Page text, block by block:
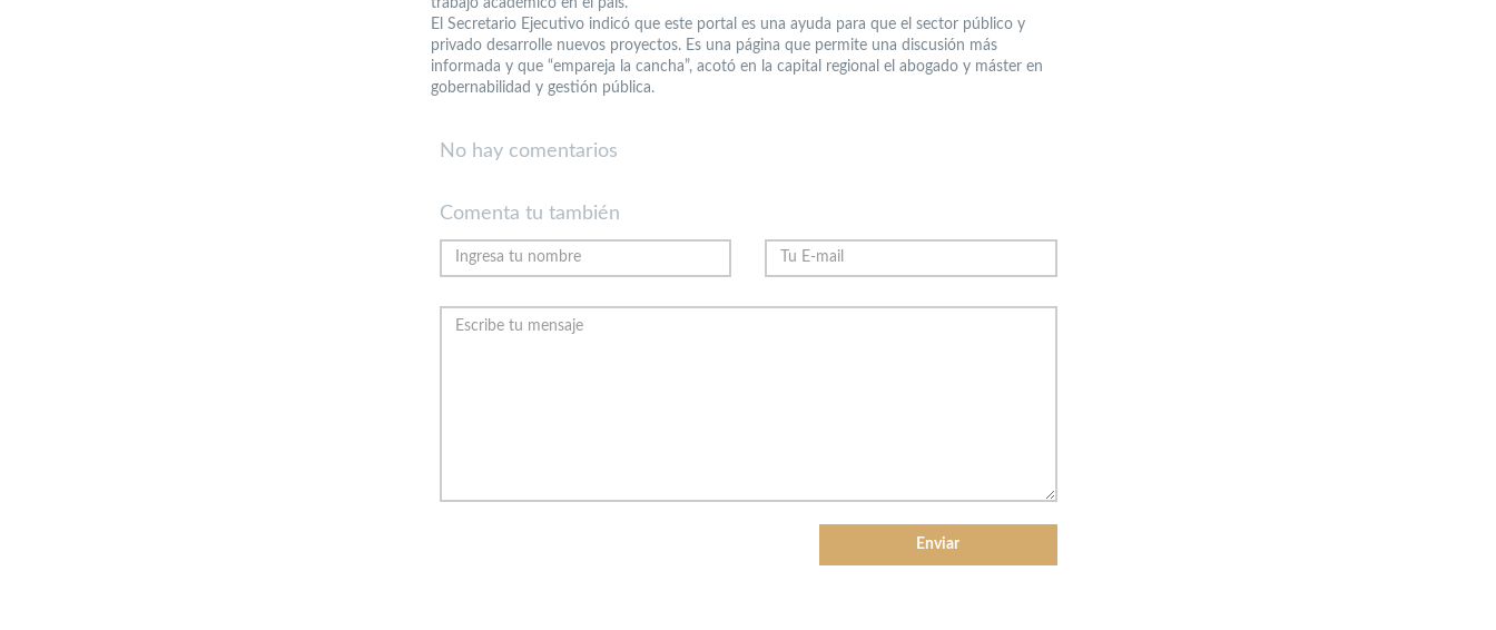
trabajo académico en el país.
El Secretario Ejecutivo indicó que este portal es una ayuda para que el sector público y
privado desarrolle nuevos proyectos. Es una página que permite una discusión más
informada y que “empareja la cancha”, acotó en la capital regional el abogado y máster en
gobernabilidad y gestión pública.
No hay comentarios
Comenta tu también